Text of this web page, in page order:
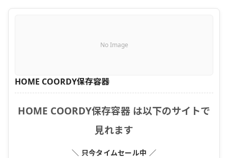
No Image
HOME COORDY保存容器
HOME COORDY保存容器 は以下のサイトで
見れます
＼ 只今タイムセール中 ／